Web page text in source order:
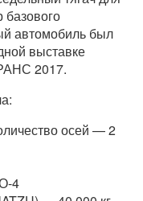
автомобиль был
выставке
2017.
осей — 2
4